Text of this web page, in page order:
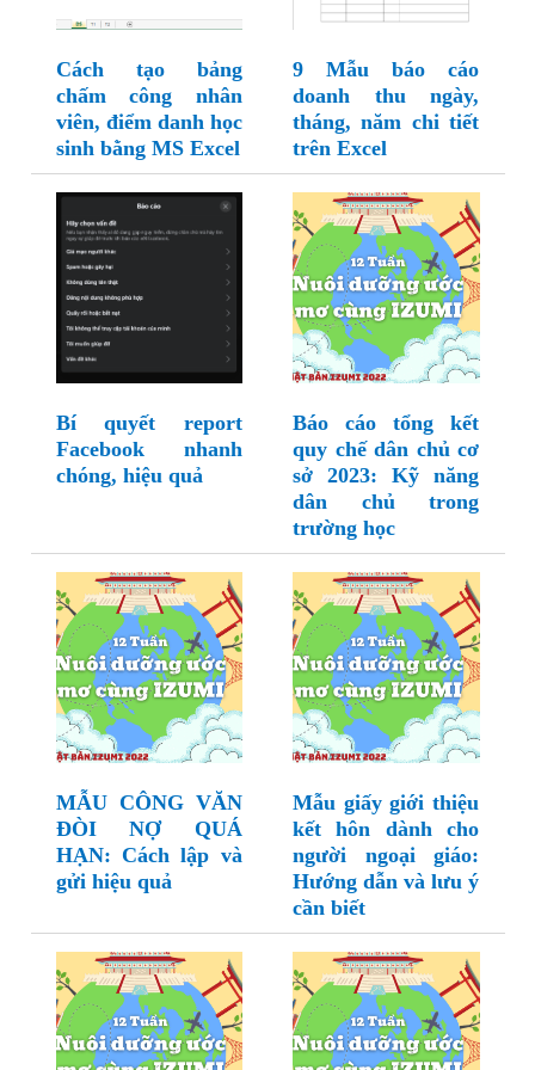
Cách tạo bảng
chấm công nhân
viên, điểm danh học
sinh bằng MS Excel
9 Mẫu báo cáo
doanh thu ngày,
tháng, năm chi tiết
trên Excel
Bí quyết report
Facebook nhanh
chóng, hiệu quả
Báo cáo tổng kết
quy chế dân chủ cơ
sở 2023: Kỹ năng
dân chủ trong
trường học
MẪU CÔNG VĂN
ĐÒI NỢ QUÁ
HẠN: Cách lập và
gửi hiệu quả
Mẫu giấy giới thiệu
kết hôn dành cho
người ngoại giáo:
Hướng dẫn và lưu ý
cần biết